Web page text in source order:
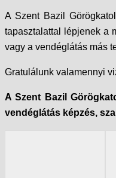
A Szent Bazil
tapasztalattal lépjenek a
vagy a vendéglátás más
Gratulálunk valamennyi
A Szent Bazil
vendéglátás képzés,